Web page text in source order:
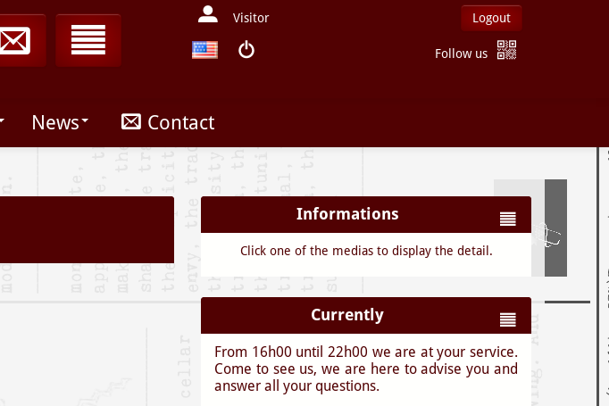
Visitor Logout
Follow us
News Contact
Informations
Click one of the medias to display the detail.
Currently
From 16h00 until 22h00 we are at your service.
Come to see us, we are here to advise you and
answer all your questions.